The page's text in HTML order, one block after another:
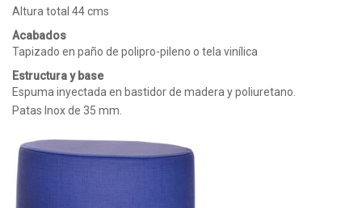
Altura total 44 cms
Acabados
Tapizado en paño de polipro-pileno o tela vinílica
Estructura y base
Espuma inyectada en bastidor de madera y poliuretano.
Patas Inox de 35 mm.